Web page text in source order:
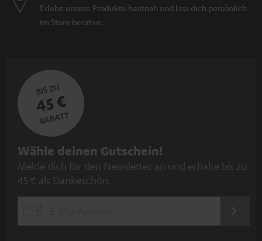
Erlebe unsere Produkte hautnah und lass dich persönlich
im Store beraten.
BIS ZU
45 €
RABATT
N
e
w
Wähle deinen Gutschein!
Melde dich für den Newsletter an und erhalte bis zu
45 € als Dankeschön.